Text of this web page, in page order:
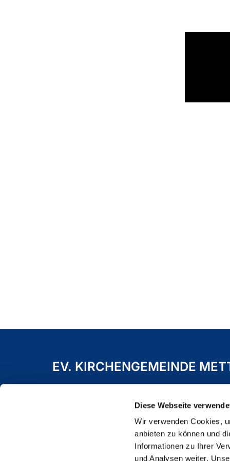
Diese Webseite
Wir verwenden Cookies,
anbieten zu können und
Informationen zu Ihrer
und Analysen weiter.
EV. KIRCHENGEMEINDE